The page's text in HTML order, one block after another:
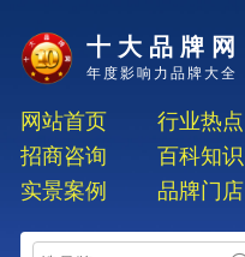
十大品牌网
年度影响力品牌大全
网站首页 行业热点
招商咨询
百科知识
实景案例
品牌门店